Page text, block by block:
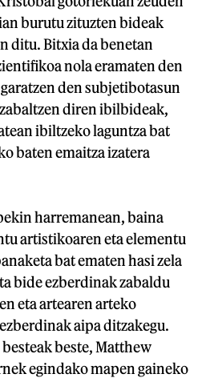
burutu zituzten bideak
ditu. Bitxia da benetan
nola eramaten den
den subjetibotasun
diren ibilbideak,
ibiltzeko laguntza bat
baten emaitza izatera
harremanean, baina
artistikoaren eta elementu
bat ematen hasi zela
bide ezberdinak zabaldu
eta artearen arteko
aipa ditzakegu.
beste, Matthew
egindako mapen gaineko